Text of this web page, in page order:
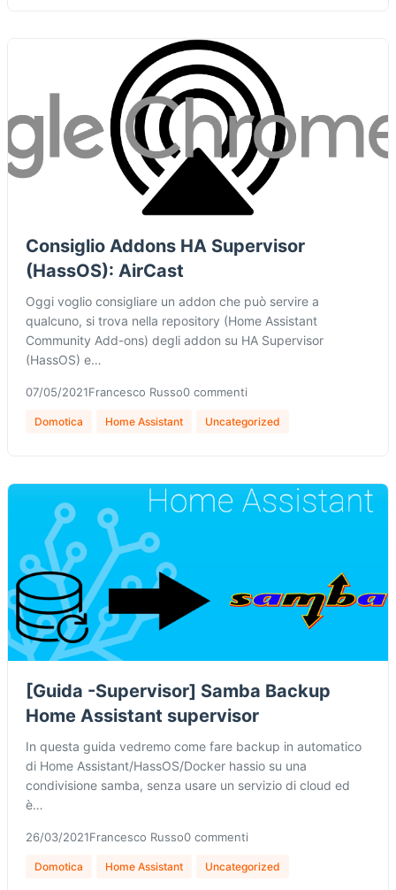
Consiglio Addons HA Supervisor
(HassOS): AirCast
Oggi voglio consigliare un addon che può servire a
qualcuno, si trova nella repository (Home Assistant
Community Add-ons) degli addon su HA Supervisor
(HassOS) e…
07/05/2021Francesco Russo0 commenti
Domotica Home Assistant Uncategorized
[Guida -Supervisor] Samba Backup
Home Assistant supervisor
In questa guida vedremo come fare backup in automatico
di Home Assistant/HassOS/Docker hassio su una
condivisione samba, senza usare un servizio di cloud ed
è…
26/03/2021Francesco Russo0 commenti
Domotica Home Assistant Uncategorized